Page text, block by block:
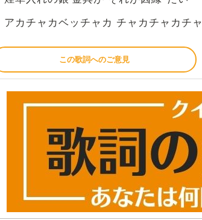
アカチャカベッチャカ チャカチャカチャ
この歌詞へのご意見